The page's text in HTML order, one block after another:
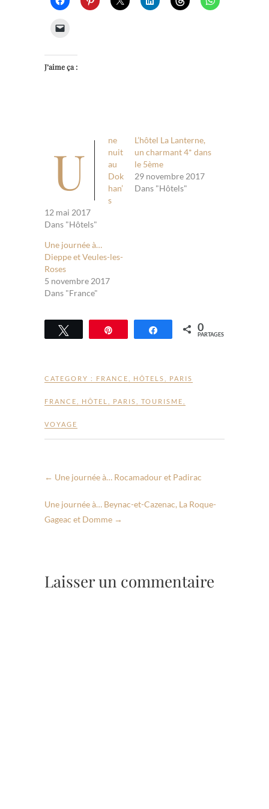
J’aime ça :
U
ne
nuit
au
Dok
han’
s
12 mai 2017
Dans "Hôtels"
L’hôtel La Lanterne,
un charmant 4* dans
le 5ème
29 novembre 2017
Dans "Hôtels"
Une journée à…
Dieppe et Veules-les-
Roses
5 novembre 2017
Dans "France"
Tweetez Partagez0
PARTAGES
CATEGORY : FRANCE HÔTELS PARIS
FRANCE HÔTEL PARIS TOURISME
VOYAGE
← Une journée à… Rocamadour et Padirac
Une journée à… Beynac-et-Cazenac, La Roque-
Gageac et Domme →
Laisser un commentaire